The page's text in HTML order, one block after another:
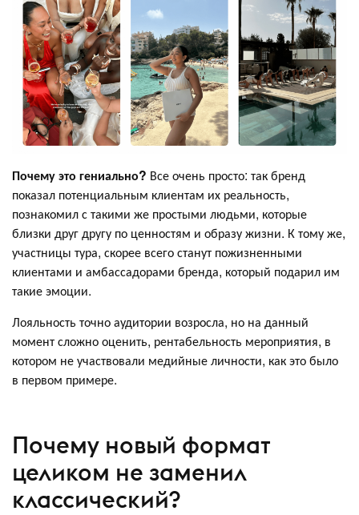
Почему это гениально? Все очень просто: так бренд
показал потенциальным клиентам их реальность,
познакомил с такими же простыми людьми, которые
близки друг другу по ценностям и образу жизни. К тому же,
участницы тура, скорее всего станут пожизненными
клиентами и амбассадорами бренда, который подарил им
такие эмоции.
Лояльность точно аудитории возросла, но на данный
момент сложно оценить, рентабельность мероприятия, в
котором не участвовали медийные личности, как это было
в первом примере.
Почему новый формат
целиком не заменил
классический?